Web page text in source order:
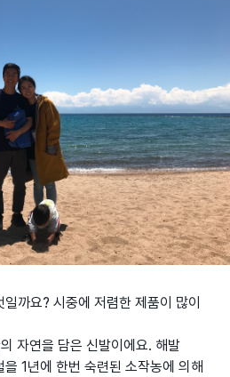
까요? 시중에 저렴한 제품이 많이
자연을 담은 신발이에요. 해발
1년에 한번 숙련된 소작농에 의해